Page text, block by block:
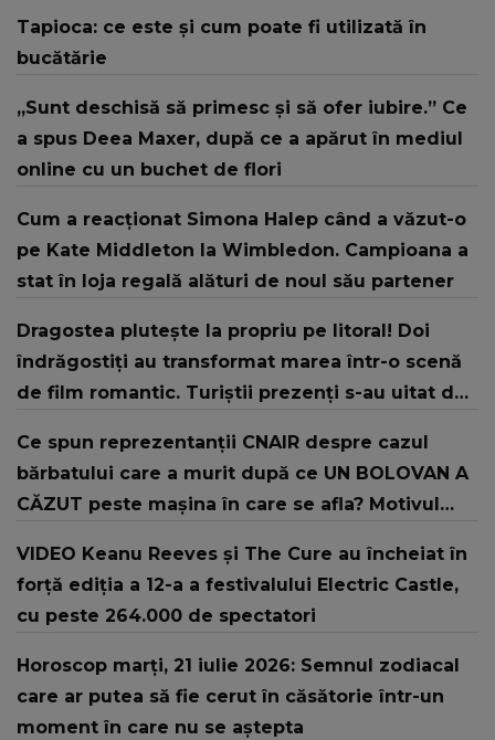
Tapioca: ce este și cum poate fi utilizată în
bucătărie
„Sunt deschisă să primesc și să ofer iubire.” Ce
a spus Deea Maxer, după ce a apărut în mediul
online cu un buchet de flori
Cum a reacționat Simona Halep când a văzut-o
pe Kate Middleton la Wimbledon. Campioana a
stat în loja regală alături de noul său partener
Dragostea plutește la propriu pe litoral! Doi
îndrăgostiți au transformat marea într-o scenă
de film romantic. Turiștii prezenți s-au uitat de
Ce spun reprezentanții CNAIR despre cazul
bărbatului care a murit după ce UN BOLOVAN A
CĂZUT peste mașina în care se afla? Motivul
protecție în zona unde A AVUT LOC TRAGEDIA:
"Ar însemna să..."
VIDEO Keanu Reeves și The Cure au încheiat în
forță ediția a 12-a a festivalului Electric Castle,
cu peste 264.000 de spectatori
Horoscop marți, 21 iulie 2026: Semnul zodiacal
care ar putea să fie cerut în căsătorie într-un
moment în care nu se aștepta